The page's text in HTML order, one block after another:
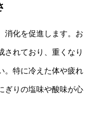
消化を促進します。お
されており、重くなり
。特に冷えた体や疲れ
ぎりの塩味や酸味が心